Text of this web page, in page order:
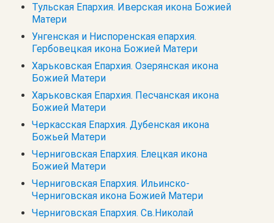
Тульская Епархия. Иверская икона Божией
Матери
Унгенская и Ниспоренская епархия.
Гербовецкая икона Божией Матери
Харьковская Епархия. Озерянская икона
Божией Матери
Харьковская Епархия. Песчанская икона
Божией Матери
Черкасская Епархия. Дубенская икона
Божьей Матери
Черниговская Епархия. Елецкая икона
Божией Матери
Черниговская Епархия. Ильинско-
Черниговская икона Божией Матери
Черниговская Епархия. Св.Николай